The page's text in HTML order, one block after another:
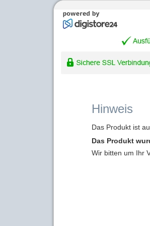
Hinweis
Das Produkt ist
Das Produkt
Wir bitten um Ihr